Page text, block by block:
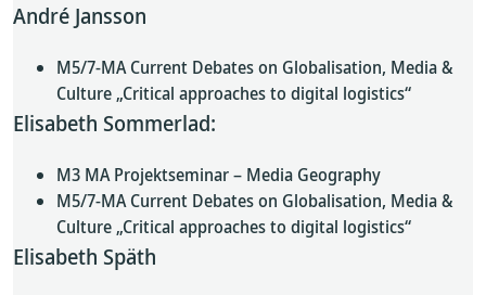
André Jansson
M5/7-MA Current Debates on Globalisation, Media &
Culture „Critical approaches to digital logistics“
Elisabeth Sommerlad:
M3 MA Projektseminar – Media Geography
M5/7-MA Current Debates on Globalisation, Media &
Culture „Critical approaches to digital logistics“
Elisabeth Späth